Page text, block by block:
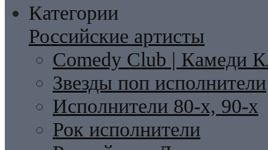
Категории
Российские артисты
Comedy Club | Камеди
Звезды поп исполнители
Исполнители 80-х, 90-х
Рок исполнители